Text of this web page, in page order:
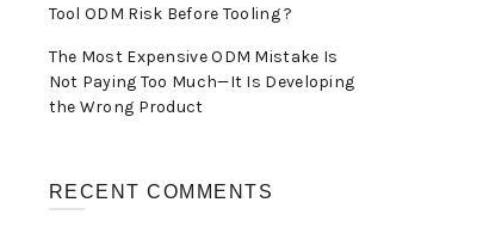
Tool ODM Risk Before Tooling ?
The Most Expensive ODM Mistake Is
Not Paying Too Much—It Is Developing
the Wrong Product
RECENT COMMENTS